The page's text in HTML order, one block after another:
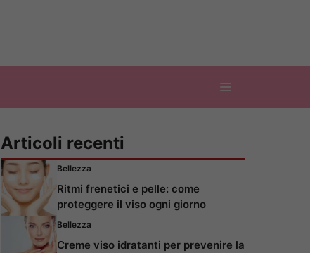
Articoli recenti
Bellezza
Ritmi frenetici e pelle: come
proteggere il viso ogni giorno
Bellezza
Creme viso idratanti per prevenire la